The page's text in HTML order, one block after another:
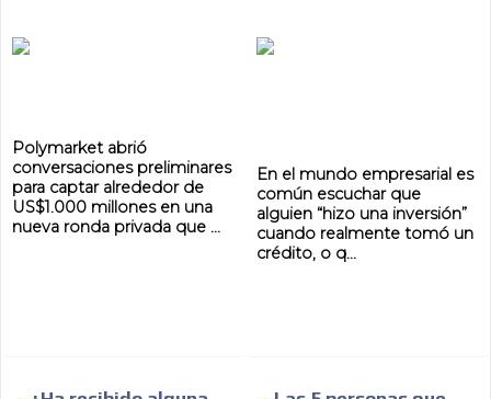
Polymarket abrió
conversaciones preliminares
para captar alrededor de
US$1.000 millones en una
nueva ronda privada que ...
En el mundo empresarial es
común escuchar que
alguien “hizo una inversión”
cuando realmente tomó un
crédito, o q...